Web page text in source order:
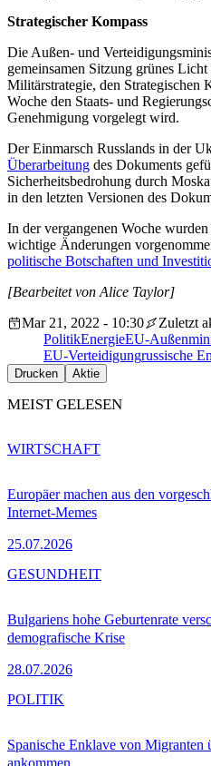
Strategischer Kompass
Die Außen- und
gemeinsamen Sitzung grünes
Militärstrategie, den Strategischen
Woche den Staats- und
Genehmigung vorgelegt wird.
Der Einmarsch Russlands in der
Überarbeitung des Dokuments
Sicherheitsbedrohung durch
in den letzten Versionen des
In der vergangenen Woche
wichtige Änderungen
politische Botschaften und
[Bearbeitet von Alice Taylor]
Mar 21, 2022 - 10:30
Zuletzt
PolitikEnergieEU-
EU-Verteidigungrussische
Drucken Aktie
MEIST GELESEN
Europäer machen aus den
Internet-Memes
25.07.2026
WIRTSCHAFT
Bulgariens hohe Geburtenrate
demografische Krise
28.07.2026
GESUNDHEIT
Spanische Enklave von Migranten
ankommen
POLITIK